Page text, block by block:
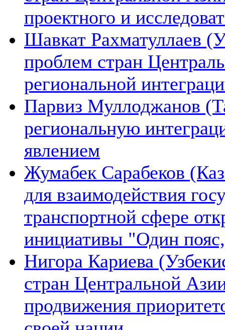
проектного и
Шавкат Рахматуллаев
проблем стран
региональной
Парвиз Муллоджанов
региональную
явлением
Жумабек Сарабеков
для взаимодействия
транспортной сфере
инициативы "Один
Нигора Кариева
стран Центральной
продвижения